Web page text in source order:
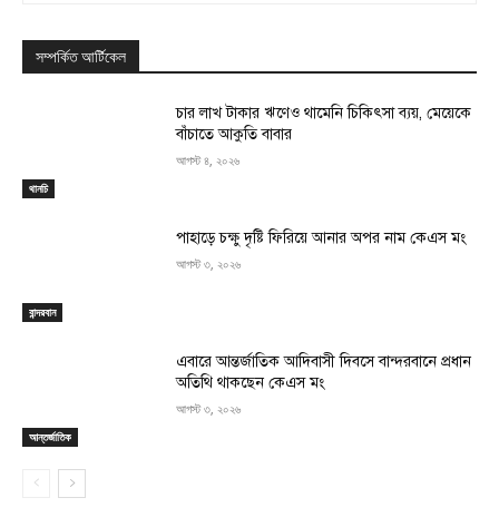
সম্পর্কিত আর্টিকেল
থানচি
চার লাখ টাকার ঋণেও থামেনি চিকিৎসা ব্যয়, মেয়েকে
বাঁচাতে আকুতি বাবার
আগস্ট ৪, ২০২৬
বান্দরবান
পাহাড়ে চক্ষু দৃষ্টি ফিরিয়ে আনার অপর নাম কেএস মং
আগস্ট ৩, ২০২৬
আন্তর্জাতিক
এবারে আন্তর্জাতিক আদিবাসী দিবসে বান্দরবানে প্রধান
অতিথি থাকছেন কেএস মং
আগস্ট ৩, ২০২৬